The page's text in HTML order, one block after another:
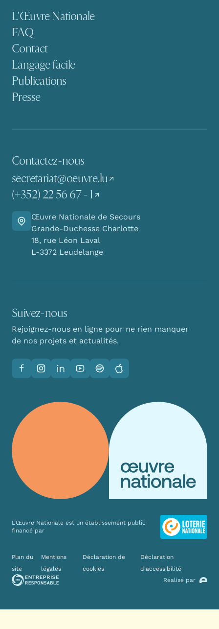
Navigation secondaire
L'Œuvre Nationale
FAQ
Contact
Langage facile
Publications
Presse
Contactez-nous
secretariat@oeuvre.lu
(+352) 22 56 67 - 1
Y allerŒuvre Nationale de Secours
Grande-Duchesse Charlotte
18, rue Léon Laval
L-3372 Leudelange
Suivez-nous
Rejoignez-nous en ligne pour ne rien manquer
de nos projets et actualités.
FacebookInstagramLinkedInYouTubeSpotifyApple
L’Œuvre Nationale est un établissement public
financé par
Liens divers
Plan du
site
Mentions
légales
Déclaration de
cookies
Déclaration
d'accessibilité
Réalisé par